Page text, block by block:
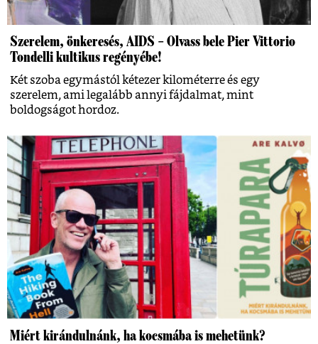
Szerelem, önkeresés, AIDS – Olvass bele Pier Vittorio
Tondelli kultikus regényébe!
Két szoba egymástól kétezer kilométerre és egy
szerelem, ami legalább annyi fájdalmat, mint
boldogságot hordoz.
Miért kirándulnánk, ha kocsmába is mehetünk?